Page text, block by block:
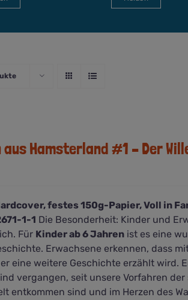
aus Hamsterland #1 – Der
festes 150g-Papier, Voll in
1-1 Die Besonderheit: Kinder und
Für Kinder ab 6 Jahrenist es eine
Erwachsene erkennen, dass
eine weitere Geschichte erzählt wird.
vergangen, seit unsere Vorfahren
entkommen sind und im Herzen des